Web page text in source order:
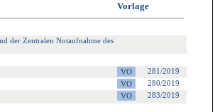
Vorlage
der Zentralen Notaufnahme des
281/2019
280/2019
283/2019